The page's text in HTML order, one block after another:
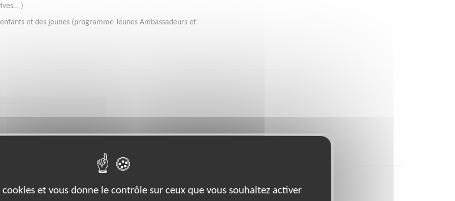
)
et des jeunes (programme Jeunes Ambassadeurs et
par département :
cookies et vous donne le contrôle sur ceux que vous souhaitez activer